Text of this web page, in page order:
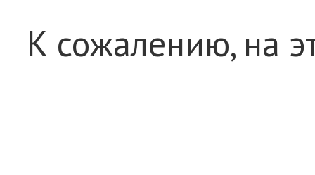
К сожалению, на